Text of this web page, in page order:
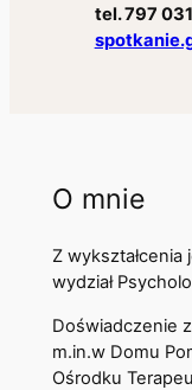
tel. 797
O mnie
Z wykształcenia
wydział
Doświadczenie
m.in.w Domu
Ośrodku